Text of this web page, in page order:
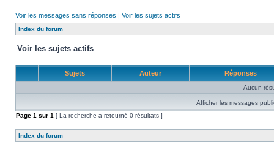
Voir les messages sans réponses | Voir les sujets actifs
Index du forum
Voir les sujets actifs
Sujets Auteur Réponses
Aucun
Afficher les messages
Page 1 sur 1 [ La recherche a retourné 0 résultats ]
Index du forum